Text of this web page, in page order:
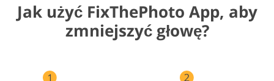
Jak użyć FixThePhoto App, aby
zmniejszyć głowę?